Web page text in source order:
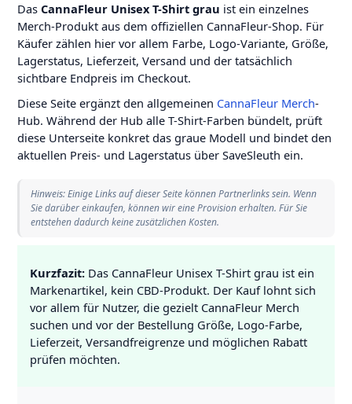
Das CannaFleur Unisex T-Shirt grau ist ein einzelnes
Merch-Produkt aus dem offiziellen CannaFleur-Shop. Für
Käufer zählen hier vor allem Farbe, Logo-Variante, Größe,
Lagerstatus, Lieferzeit, Versand und der tatsächlich
sichtbare Endpreis im Checkout.
Diese Seite ergänzt den allgemeinen CannaFleur Merch-
Hub. Während der Hub alle T-Shirt-Farben bündelt, prüft
diese Unterseite konkret das graue Modell und bindet den
aktuellen Preis- und Lagerstatus über SaveSleuth ein.
Hinweis: Einige Links auf dieser Seite können Partnerlinks sein. Wenn
Sie darüber einkaufen, können wir eine Provision erhalten. Für Sie
entstehen dadurch keine zusätzlichen Kosten.
Kurzfazit:Das CannaFleur Unisex T-Shirt grau ist ein
Markenartikel, kein CBD-Produkt. Der Kauf lohnt sich
vor allem für Nutzer, die gezielt CannaFleur Merch
suchen und vor der Bestellung Größe, Logo-Farbe,
Lieferzeit, Versandfreigrenze und möglichen Rabatt
prüfen möchten.